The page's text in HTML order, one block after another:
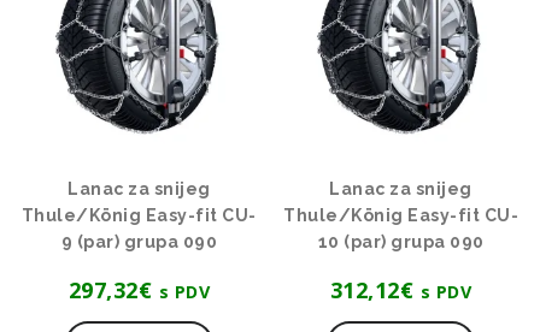
Lanac za snijeg
Thule/König Easy-fit CU-
9 (par) grupa 090
297,32€ s PDV
Lanac za snijeg
Thule/König Easy-fit CU-
10 (par) grupa 090
312,12€ s PDV